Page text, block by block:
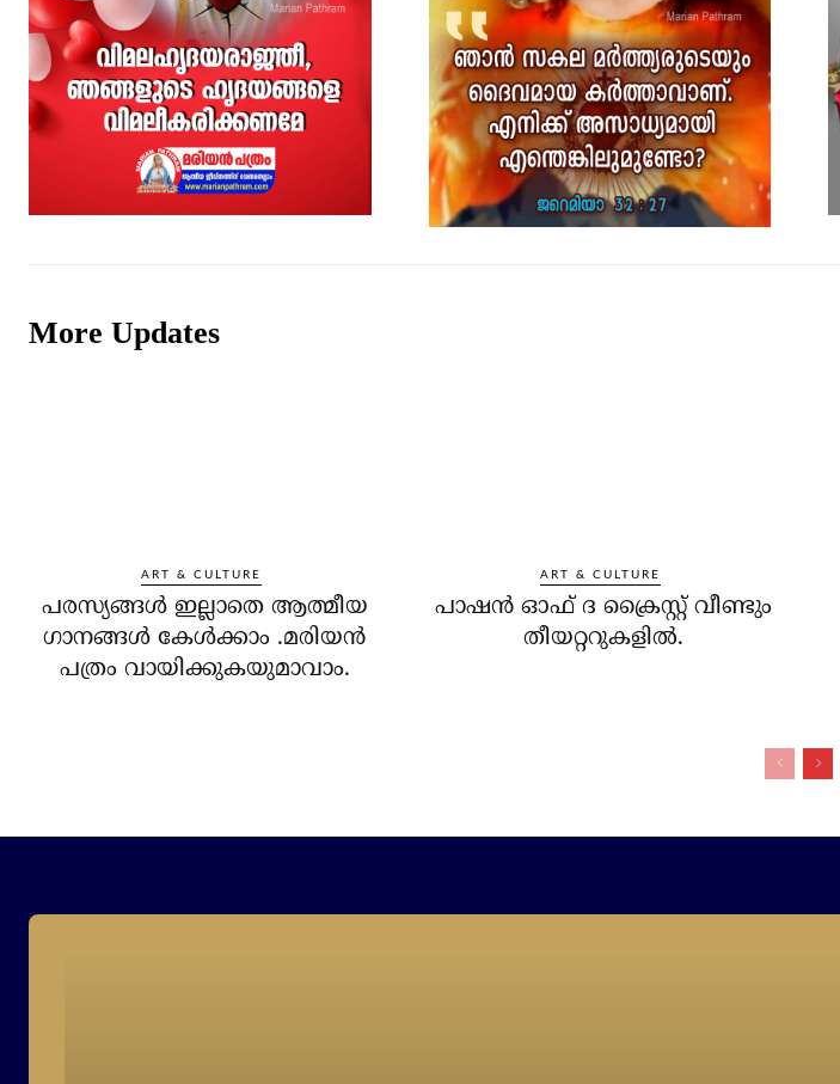
More Updates
ART & CULTURE
പരസ്യങ്ങൾ ഇല്ലാതെ ആത്മീയ
ഗാനങ്ങൾ കേൾക്കാം .മരിയൻ
പത്രം വായിക്കുകയുമാവാം.
ART & CULTURE
പാഷന്‍ ഓഫ് ദ ക്രൈസ്റ്റ് വീണ്ടും
തീയറ്ററുകളില്‍.